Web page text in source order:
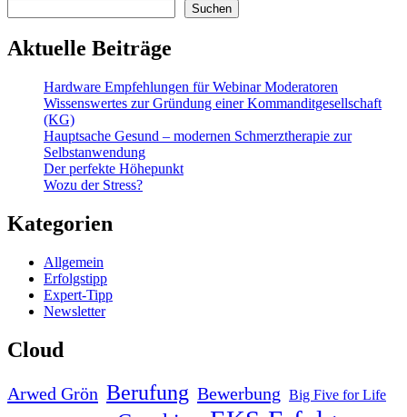
Suchen
Aktuelle Beiträge
Hardware Empfehlungen für Webinar Moderatoren
Wissenswertes zur Gründung einer Kommanditgesellschaft
(KG)
Hauptsache Gesund – modernen Schmerztherapie zur
Selbstanwendung
Der perfekte Höhepunkt
Wozu der Stress?
Kategorien
Allgemein
Erfolgstipp
Expert-Tipp
Newsletter
Cloud
Arwed Grön Berufung Bewerbung Big Five for Life